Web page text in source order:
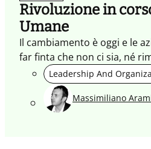
Rivoluzione in
Umane
Il cambiamento è oggi e le
far finta che non ci sia, né
Leadership And
Massimiliano